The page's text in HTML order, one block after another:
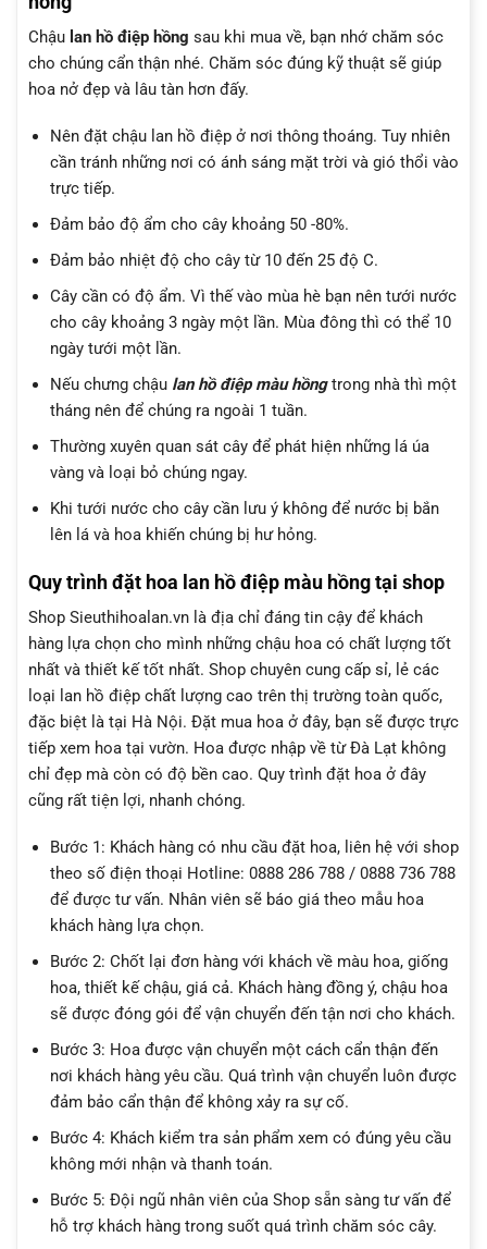
Chậu lan hồ điệp hồng sau khi mua về, bạn nhớ chăm sóc
cho chúng cẩn thận nhé. Chăm sóc đúng kỹ thuật sẽ giúp
hoa nở đẹp và lâu tàn hơn đấy.
Nên đặt chậu lan hồ điệp ở nơi thông thoáng. Tuy nhiên
cần tránh những nơi có ánh sáng mặt trời và gió thổi vào
trực tiếp.
Đảm bảo độ ẩm cho cây khoảng 50 -80%.
Đảm bảo nhiệt độ cho cây từ 10 đến 25 độ C.
Cây cần có độ ẩm. Vì thế vào mùa hè bạn nên tưới nước
cho cây khoảng 3 ngày một lần. Mùa đông thì có thể 10
ngày tưới một lần.
Nếu chưng chậu lan hồ điệp màu hồngtrong nhà thì một
tháng nên để chúng ra ngoài 1 tuần.
Thường xuyên quan sát cây để phát hiện những lá úa
vàng và loại bỏ chúng ngay.
Khi tưới nước cho cây cần lưu ý không để nước bị bắn
lên lá và hoa khiến chúng bị hư hỏng.
Quy trình đặt hoa lan hồ điệp màu hồng tại shop
Shop Sieuthihoalan.vn là địa chỉ đáng tin cậy để khách
hàng lựa chọn cho mình những chậu hoa có chất lượng tốt
nhất và thiết kế tốt nhất. Shop chuyên cung cấp sỉ, lẻ các
loại lan hồ điệp chất lượng cao trên thị trường toàn quốc,
đặc biệt là tại Hà Nội. Đặt mua hoa ở đây, bạn sẽ được trực
tiếp xem hoa tại vườn. Hoa được nhập về từ Đà Lạt không
chỉ đẹp mà còn có độ bền cao. Quy trình đặt hoa ở đây
cũng rất tiện lợi, nhanh chóng.
Bước 1: Khách hàng có nhu cầu đặt hoa, liên hệ với shop
theo số điện thoại Hotline: 0888 286 788 / 0888 736 788
để được tư vấn. Nhân viên sẽ báo giá theo mẫu hoa
khách hàng lựa chọn.
Bước 2: Chốt lại đơn hàng với khách về màu hoa, giống
hoa, thiết kế chậu, giá cả. Khách hàng đồng ý, chậu hoa
sẽ được đóng gói để vận chuyển đến tận nơi cho khách.
Bước 3: Hoa được vận chuyển một cách cẩn thận đến
nơi khách hàng yêu cầu. Quá trình vận chuyển luôn được
đảm bảo cẩn thận để không xảy ra sự cố.
Bước 4: Khách kiểm tra sản phẩm xem có đúng yêu cầu
không mới nhận và thanh toán.
Bước 5: Đội ngũ nhân viên của Shop sẵn sàng tư vấn để
hỗ trợ khách hàng trong suốt quá trình chăm sóc cây.